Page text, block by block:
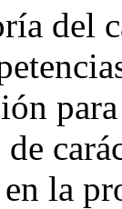
del
la